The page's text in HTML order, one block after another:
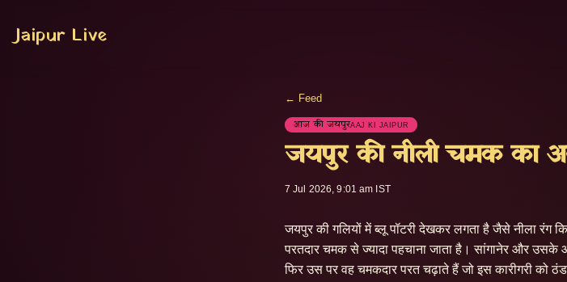
Jaipur Live
← Feed
आज की जयपुरAAJ KI JAIPUR
जयपुर की नीली चमक का
7 Jul 2026, 9:01 am IST
जयपुर की गलियों में ब्लू पॉटरी देखकर लगता है जैसे नीला रंग
परतदार चमक से ज्यादा पहचाना जाता है। सांगानेर और
फिर उस पर वह चमकदार परत चढ़ाते हैं जो इस कारीगरी को